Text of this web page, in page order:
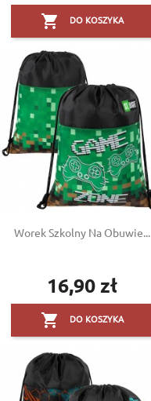
 DO KOSZYKA
Worek Szkolny Na Obuwie...
Cena
16,90 zł
 DO KOSZYKA